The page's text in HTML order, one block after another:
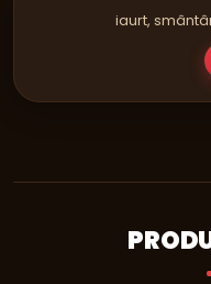
iaurt,